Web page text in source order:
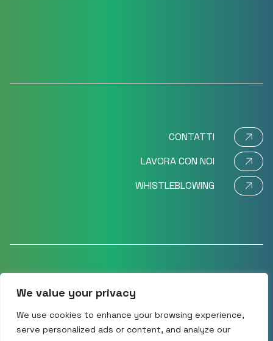
We value your privacy
We use cookies to enhance your browsing experience,
serve personalized ads or content, and analyze our
©2024 Movi SpA – Via Dione Cassio 15 – 20138 Milano,
Italy CF/P.IVA – VAT No: IT 11575580151 R.E.A.: MI
CONTATTI
LAVORA CON NOI
WHISTLEBLOWING